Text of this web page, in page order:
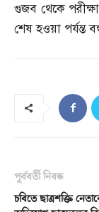
গুজব থেকে
শেষ হওয়া পর্যন্ত
পূর্ববর্তী নিবন্ধ
চবিতে ছাত্রশক্তি